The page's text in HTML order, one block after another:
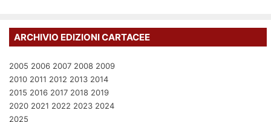
ARCHIVIO EDIZIONI CARTACEE
2005 2006 2007 2008 2009
2010 2011 2012 2013 2014
2015 2016 2017 2018 2019
2020 2021 2022 2023 2024
2025